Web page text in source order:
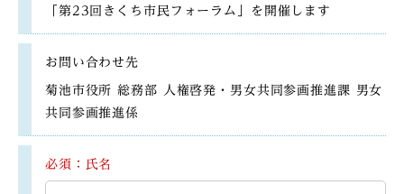
「第23回きくち市民フォーラム」を開催します
お問い合わせ先
菊池市役所 総務部 人権啓発・男女共同参画推進課 男女
共同参画推進係
必須：氏名